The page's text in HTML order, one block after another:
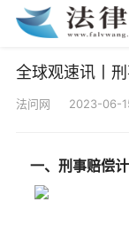
全球观速讯丨
法问网 2023-06-
一、刑事赔偿